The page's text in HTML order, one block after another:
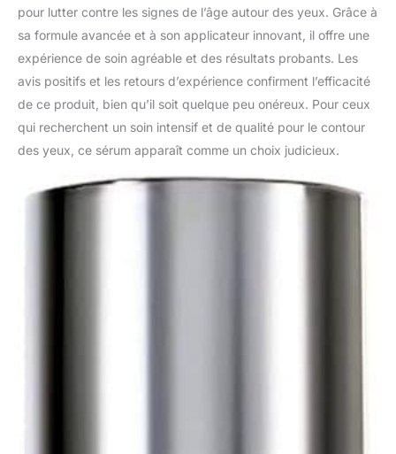
pour lutter contre les signes de l’âge autour des yeux. Grâce à
sa formule avancée et à son applicateur innovant, il offre une
expérience de soin agréable et des résultats probants. Les
avis positifs et les retours d’expérience confirment l’efficacité
de ce produit, bien qu’il soit quelque peu onéreux. Pour ceux
qui recherchent un soin intensif et de qualité pour le contour
des yeux, ce sérum apparaît comme un choix judicieux.